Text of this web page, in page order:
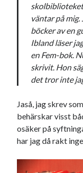
sommar
Stockholm
USA
Dessa har något
Fantastiskt
Onödiga citattecken
väntar på mig.
böcker av en
Ibland läser
en Fem-bok.
skrivit. Hon
det tror inte
Jaså, jag skrev
behärskar visst
osäker på
har jag då rakt